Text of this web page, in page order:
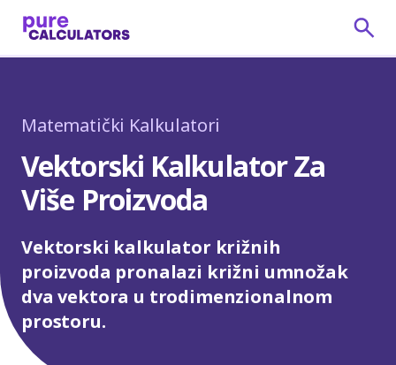
Matematički Kalkulatori
Vektorski Kalkulator Za
Više Proizvoda
Vektorski kalkulator križnih
proizvoda pronalazi križni umnožak
dva vektora u trodimenzionalnom
prostoru.